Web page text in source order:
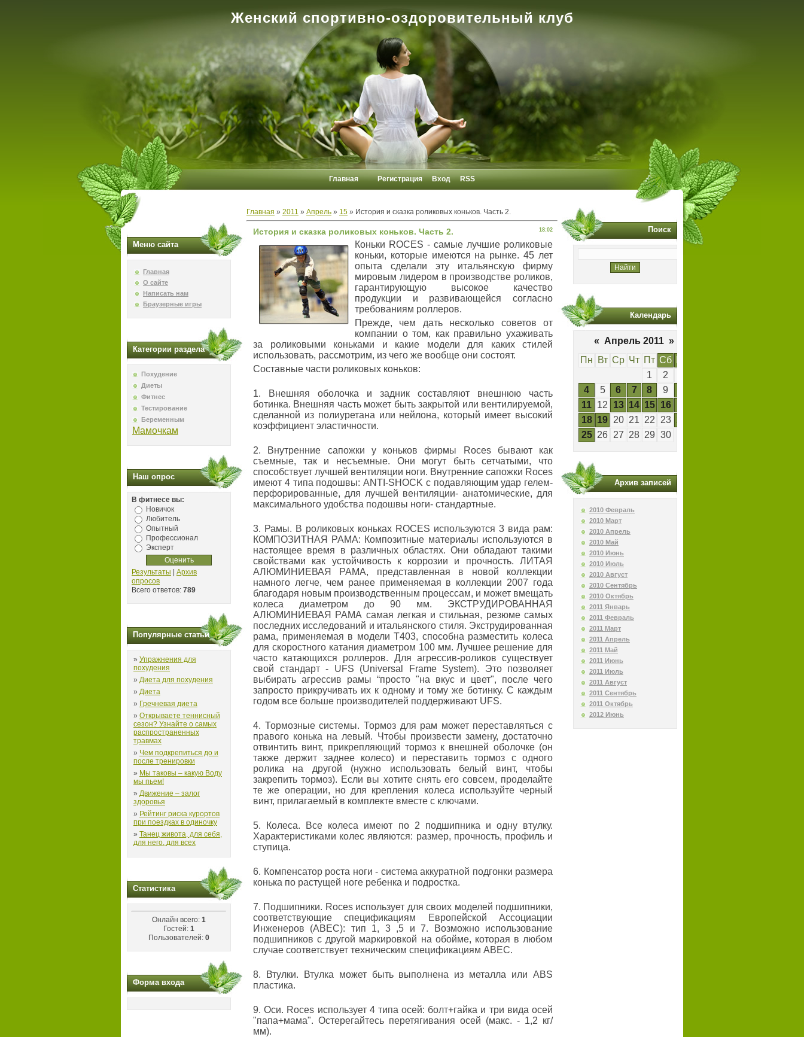
Женский спортивно-оздоровительный клуб
Главная Регистрация Вход RSS
Меню сайта
Главная
О сайте
Написать нам
Браузерные игры
Категории раздела
Похудение
Диеты
Фитнес
Тестирование
Беременным
Мамочкам
Наш опрос
В фитнесе вы:
Новичок
Любитель
Опытный
Профессионал
Эксперт
Результаты
Архив
опросов
Всего ответов: 789
Популярные статьи
» Упражнения для
похудения
» Диета для похудения
» Диета
» Гречневая диета
» Открываете теннисный
сезон? Узнайте о самых
распространенных
травмах
» Чем подкрепиться до и
после тренировки
» Мы таковы – какую Воду
мы пьем!
» Движение – залог
здоровья
» Рейтинг риска курортов
при поездках в одиночку
» Танец живота, для себя,
для него, для всех
Статистика
Онлайн всего: 1
Гостей: 1
Пользователей: 0
Форма входа
Главная » 2011 » Апрель » 15 » История и сказка роликовых коньков. Часть 2.
18:02
История и сказка роликовых коньков. Часть 2.
Коньки ROCES - самые лучшие роликовые
коньки, которые имеются на рынке. 45 лет
опыта сделали эту итальянскую фирму
мировым лидером в производстве роликов,
гарантирующую высокое качество
продукции и развивающейся согласно
требованиям роллеров.
Прежде, чем дать несколько советов от
компании о том, как правильно ухаживать
за роликовыми коньками и какие модели для каких стилей
использовать, рассмотрим, из чего же вообще они состоят.
Составные части роликовых коньков:
1. Внешняя оболочка и задник составляют внешнюю часть
ботинка. Внешняя часть может быть закрытой или вентилируемой,
сделанной из полиуретана или нейлона, который имеет высокий
коэффициент эластичности.
2. Внутренние сапожки у коньков фирмы Roces бывают как
съемные, так и несъемные. Они могут быть сетчатыми, что
способствует лучшей вентиляции ноги. Внутренние сапожки Roces
имеют 4 типа подошвы: ANTI-SHOCK с подавляющим удар гелем-
перфорированные, для лучшей вентиляции- анатомические, для
максимального удобства подошвы ноги- стандартные.
3. Рамы. В роликовых коньках ROCES используются 3 вида рам:
КОМПОЗИТНАЯ РАМА: Композитные материалы используются в
настоящее время в различных областях. Они обладают такими
свойствами как устойчивость к коррозии и прочность. ЛИТАЯ
АЛЮМИНИЕВАЯ РАМА, представленная в новой коллекции
намного легче, чем ранее применяемая в коллекции 2007 года
благодаря новым производственным процессам, и может вмещать
колеса диаметром до 90 мм. ЭКСТРУДИРОВАННАЯ
АЛЮМИНИЕВАЯ РАМА самая легкая и стильная, резюме самых
последних исследований и итальянского стиля. Экструдированная
рама, применяемая в модели T403, способна разместить колеса
для скоростного катания диаметром 100 мм. Лучшее решение для
часто катающихся роллеров. Для агрессив-роликов существует
свой стандарт - UFS (Universal Frame System). Это позволяет
выбирать агрессив рамы “просто "на вкус и цвет", после чего
запросто прикручивать их к одному и тому же ботинку. С каждым
годом все больше производителей поддерживают UFS.
4. Тормозные системы. Тормоз для рам может переставляться с
правого конька на левый. Чтобы произвести замену, достаточно
отвинтить винт, прикрепляющий тормоз к внешней оболочке (он
также держит заднее колесо) и переставить тормоз с одного
ролика на другой (нужно использовать белый винт, чтобы
закрепить тормоз). Если вы хотите снять его совсем, проделайте
те же операции, но для крепления колеса используйте черный
винт, прилагаемый в комплекте вместе с ключами.
5. Колеса. Все колеса имеют по 2 подшипника и одну втулку.
Характеристиками колес являются: размер, прочность, профиль и
ступица.
6. Компенсатор роста ноги - система аккуратной подгонки размера
конька по растущей ноге ребенка и подростка.
7. Подшипники. Roces использует для своих моделей подшипники,
соответствующие спецификациям Европейской Ассоциации
Инженеров (ABEC): тип 1, 3 ,5 и 7. Возможно использование
подшипников с другой маркировкой на обойме, которая в любом
случае соответствует техническим спецификациям ABEC.
8. Втулки. Втулка может быть выполнена из металла или ABS
пластика.
9. Оси. Roces использует 4 типа осей: болт+гайка и три вида осей
"папа+мама". Остерегайтесь перетягивания осей (макс. - 1,2 кг/
мм).
Поиск
Календарь
« Апрель 2011 »
Пн
Вт Ср Чт Пт Сб
1
2
4
5 6 7 8 9
11 12 13 14 15 16
18 19 20 21 22 23 24
25 26 27 28 29 30
Архив записей
2010 Февраль
2010 Март
2010 Апрель
2010 Май
2010 Июнь
2010 Июль
2010 Август
2010 Сентябрь
2010 Октябрь
2011 Январь
2011 Февраль
2011 Март
2011 Апрель
2011 Май
2011 Июнь
2011 Июль
2011 Август
2011 Сентябрь
2011 Октябрь
2012 Июнь